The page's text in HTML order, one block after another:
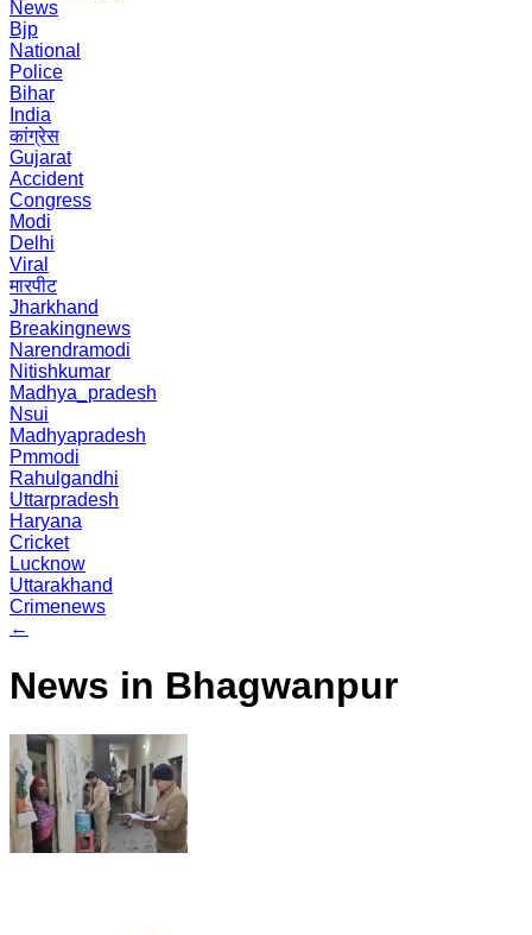
News
Bjp
National
Police
Bihar
India
कांग्रेस
Gujarat
Accident
Congress
Modi
Delhi
Viral
मारपीट
Jharkhand
Breakingnews
Narendramodi
Nitishkumar
Madhya_pradesh
Nsui
Madhyapradesh
Pmmodi
Rahulgandhi
Uttarpradesh
Haryana
Cricket
Lucknow
Uttarakhand
Crimenews
←
News in Bhagwanpur